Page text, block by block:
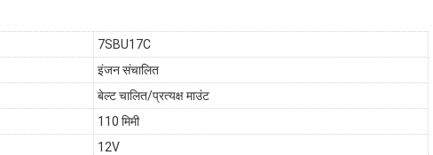
7SBU17C
इंजन संचालित
बेल्ट चालित/प्रत्यक्ष माउंट
110 मिमी
12V